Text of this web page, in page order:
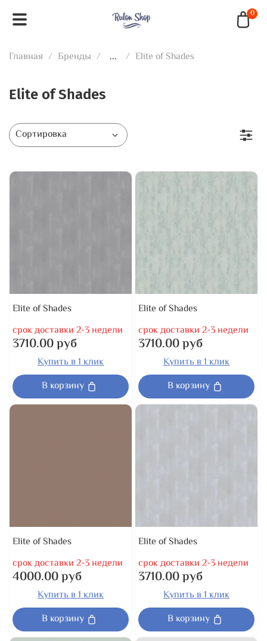
0
Главная Бренды ... Elite of Shades
Elite of Shades
Elite of Shades
срок доставки 2-3 недели
3710.00 руб
Купить в 1 клик
В корзину
Elite of Shades
срок доставки 2-3 недели
3710.00 руб
Купить в 1 клик
В корзину
Elite of Shades
срок доставки 2-3 недели
4000.00 руб
Купить в 1 клик
В корзину
Elite of Shades
срок доставки 2-3 недели
3710.00 руб
Купить в 1 клик
В корзину